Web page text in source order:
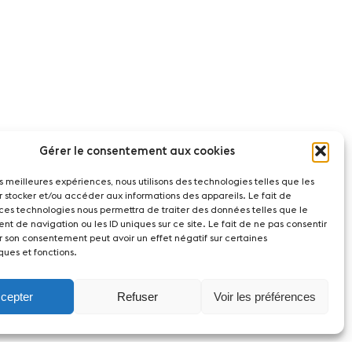
Gérer le consentement aux cookies
meilleures expériences, nous utilisons des technologies telles que les
stocker et/ou accéder aux informations des appareils. Le fait de
technologies nous permettra de traiter des données telles que le
de navigation ou les ID uniques sur ce site. Le fait de ne pas consentir
son consentement peut avoir un effet négatif sur certaines
et fonctions.
Refuser Voir les préférences